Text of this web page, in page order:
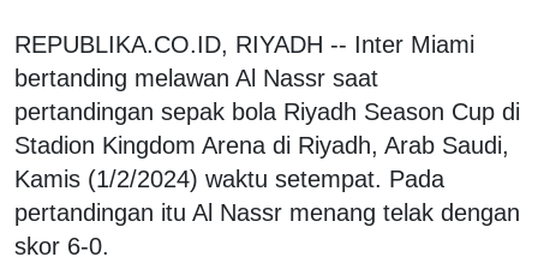
REPUBLIKA.CO.ID, RIYADH -- Inter Miami
bertanding melawan Al Nassr saat
pertandingan sepak bola Riyadh Season Cup di
Stadion Kingdom Arena di Riyadh, Arab Saudi,
Kamis (1/2/2024) waktu setempat. Pada
pertandingan itu Al Nassr menang telak dengan
skor 6-0.